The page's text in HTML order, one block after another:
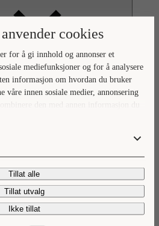
cookies
for å gi innhold og annonser et
mediefunksjoner og for å analysere
informasjon om hvordan du bruker
våre innen sosiale medier, annonsering
den med annen informasjon du
Tillat alle
Tillat utvalg
Ikke tillat
knotter og push-funksjon